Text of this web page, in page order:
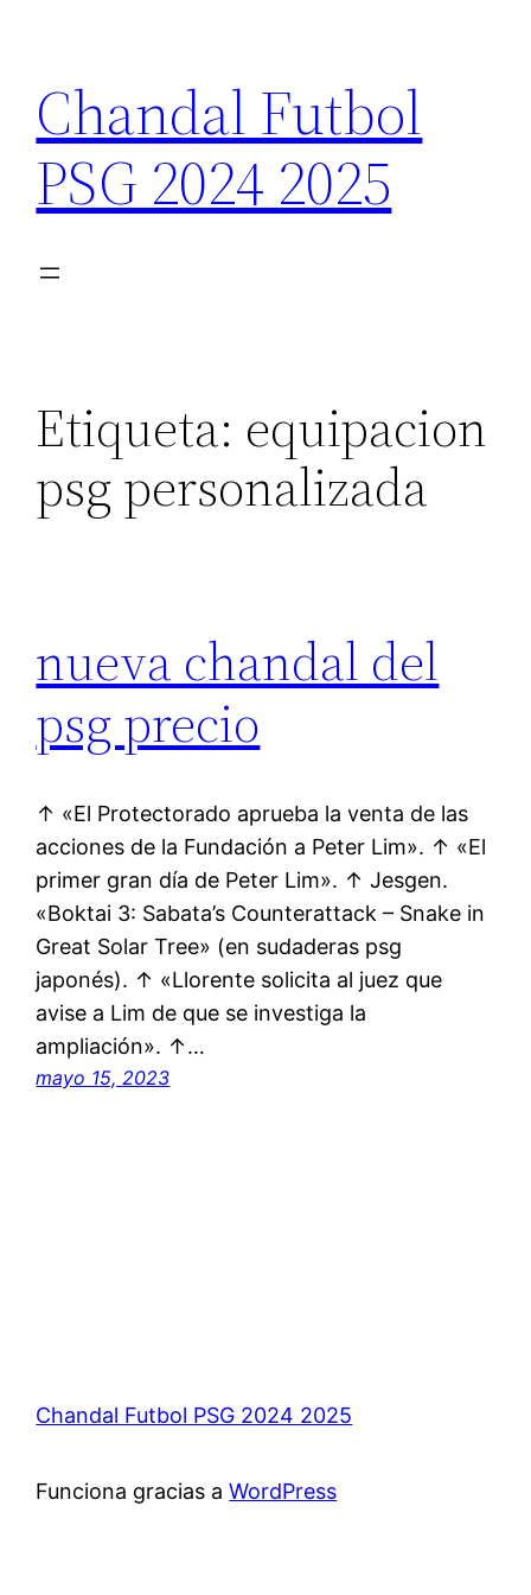
contenido
Chandal Futbol
PSG 2024 2025
Etiqueta: equipacion
psg personalizada
nueva chandal del
psg precio
↑ «El Protectorado aprueba la venta de las
acciones de la Fundación a Peter Lim». ↑ «El
primer gran día de Peter Lim». ↑ Jesgen.
«Boktai 3: Sabata’s Counterattack – Snake in
Great Solar Tree» (en sudaderas psg
japonés). ↑ «Llorente solicita al juez que
avise a Lim de que se investiga la
ampliación». ↑…
mayo 15, 2023
Chandal Futbol PSG 2024 2025
Funciona gracias aWordPress